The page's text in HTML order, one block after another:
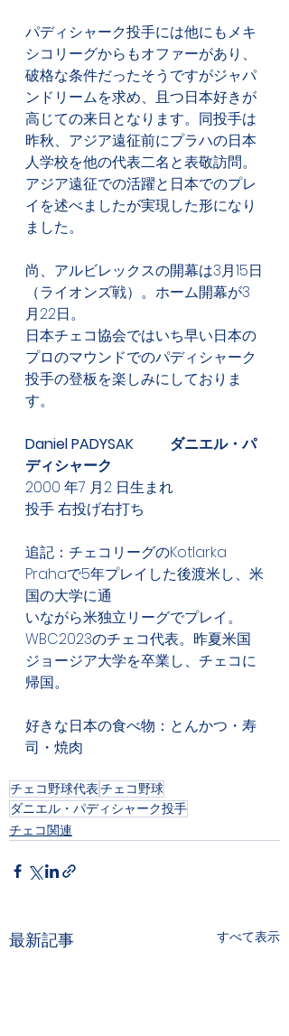
パディシャーク投手には他にもメキ
シコリーグからもオファーがあり、
破格な条件だったそうですがジャパ
ンドリームを求め、且つ日本好きが
高じての来日となります。同投手は
昨秋、アジア遠征前にプラハの日本
人学校を他の代表二名と表敬訪問。
アジア遠征での活躍と日本でのプレ
イを述べましたが実現した形になり
ました。
尚、アルビレックスの開幕は3月15日
（ライオンズ戦）。ホーム開幕が3
月22日。
日本チェコ協会ではいち早い日本の
プロのマウンドでのパディシャーク
投手の登板を楽しみにしておりま
す。
Daniel PADYSAK 	ダニエル・パ
ディシャーク
2000 年7 月2 日生まれ
投手 右投げ右打ち
追記：チェコリーグのKotlarka
Prahaで5年プレイした後渡米し、米
国の大学に通
いながら米独立リーグでプレイ。
WBC2023のチェコ代表。昨夏米国
ジョージア大学を卒業し、チェコに
帰国。
好きな日本の食べ物：とんかつ・寿
司・焼肉
チェコ野球代表チェコ野球
ダニエル・パディシャーク投手
チェコ関連
最新記事 すべて表示